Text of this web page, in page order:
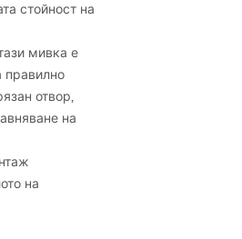
стойност на
мивка е
правилно
отвор,
на
на